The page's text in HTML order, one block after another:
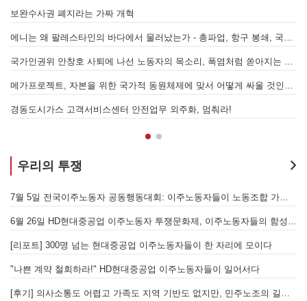
보완수사권 폐지라는 가짜 개혁
경동도시가스 고객서비스센터 안전업무 외주화, 멈춰라!
우리의 투쟁
[리포트] 300명 넘는 현대중공업 이주노동자들이 한 자리에 모이다
"나쁜 계약 철회하라!" HD현대중공업 이주노동자들이 일어서다